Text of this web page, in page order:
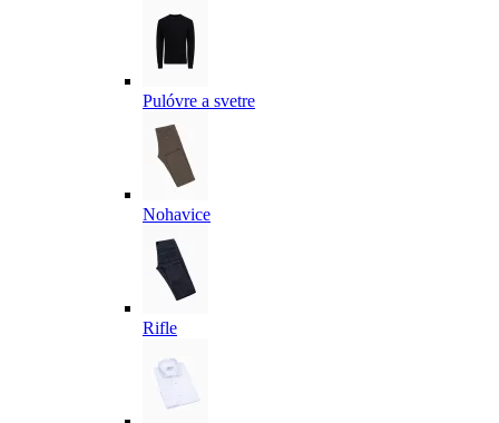
Pulóvre a svetre
Nohavice
Rifle